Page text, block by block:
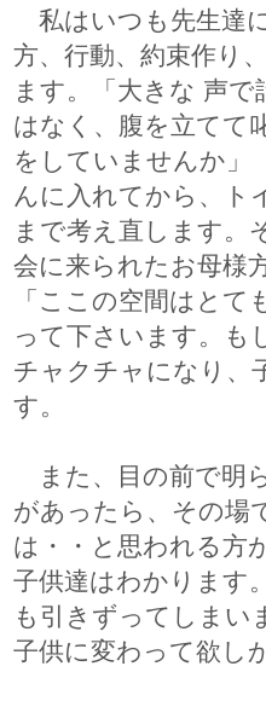
私はいつも先生達
方、行動、約束作り
ます。「大きな 声
はなく、腹を立てて
をしていませんか」
んに入れてから、ト
まで考え直します。
会に来られたお母様
「ここの空間はと
って下さいます。も
チャクチャになり、
す。
また、目の前で明
があったら、その場
は・・と思われる方
子供達はわかります
も引きずってしまい
子供に変わって欲し